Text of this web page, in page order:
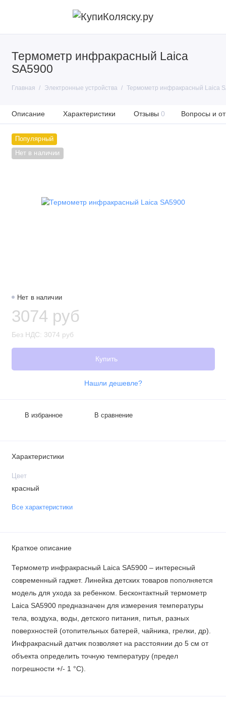
Термометр инфракрасный Laica
SA5900
Главная Электронные устройства Термометр инфракрасный Laica
Описание Характеристики Отзывы 0 Вопросы и
Популярный
Нет в наличии
Нет в наличии
3074 руб
Без НДС: 3074 руб
Купить
Нашли дешевле?
В избранное В сравнение
Характеристики
Цвет
красный
Все характеристики
Краткое описание
Термометр инфракрасный Laica SA5900 – интересный
современный гаджет. Линейка детских товаров пополняется
модель для ухода за ребенком. Бесконтактный термометр
Laica SA5900 предназначен для измерения температуры
тела, воздуха, воды, детского питания, питья, разных
поверхностей (отопительных батерей, чайника, грелки, др).
Инфракрасный датчик позволяет на расстоянии до 5 см от
объекта определить точную температуру (предел
погрешности +/- 1 °C).